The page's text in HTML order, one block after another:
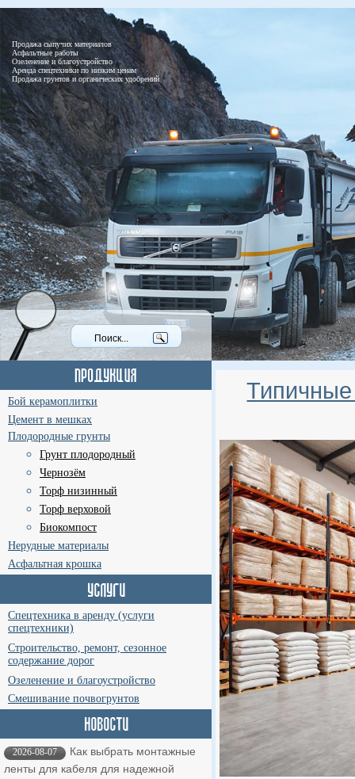
Продажа сыпучих материалов
Асфальтные работы
Озеленение и благоустройство
Аренда спецтехники по низким ценам
Продажа грунтов и органических удобрений
Бой керамоплитки
Цемент в мешках
Плодородные грунты
Грунт плодородный
Чернозём
Торф низинный
Торф верховой
Биокомпост
Нерудные материалы
Асфальтная крошка
Спецтехника в аренду (услуги
спецтехники)
Строительство, ремонт, сезонное
содержание дорог
Озеленение и благоустройство
Смешивание почвогрунтов
2026-08-07
Как выбрать монтажные
ленты для кабеля для надежной
Типичные